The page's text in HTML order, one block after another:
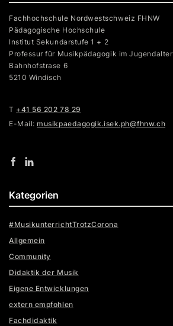
Fachhochschule Nordwestschweiz FHNW
Pädagogische Hochschule
Institut Sekundarstufe 1 + 2
Professur für Musikpädagogik im Jugendalter
Bahnhofstrase 6
5210 Windisch
T +41 56 202 78 29
E-Mail:musikpaedagogik.isek.ph@fhnw.ch
Kategorien
#MusikunterrichtTrotzCorona
Allgemein
Community
Didaktik der Musik
Eigene Entwicklungen
extern empfohlen
Fachdidaktik